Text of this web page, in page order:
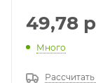
49,78
Много